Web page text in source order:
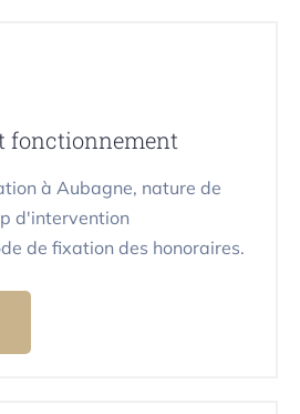
fonctionnement
à Aubagne, nature de
d'intervention
de fixation des honoraires.